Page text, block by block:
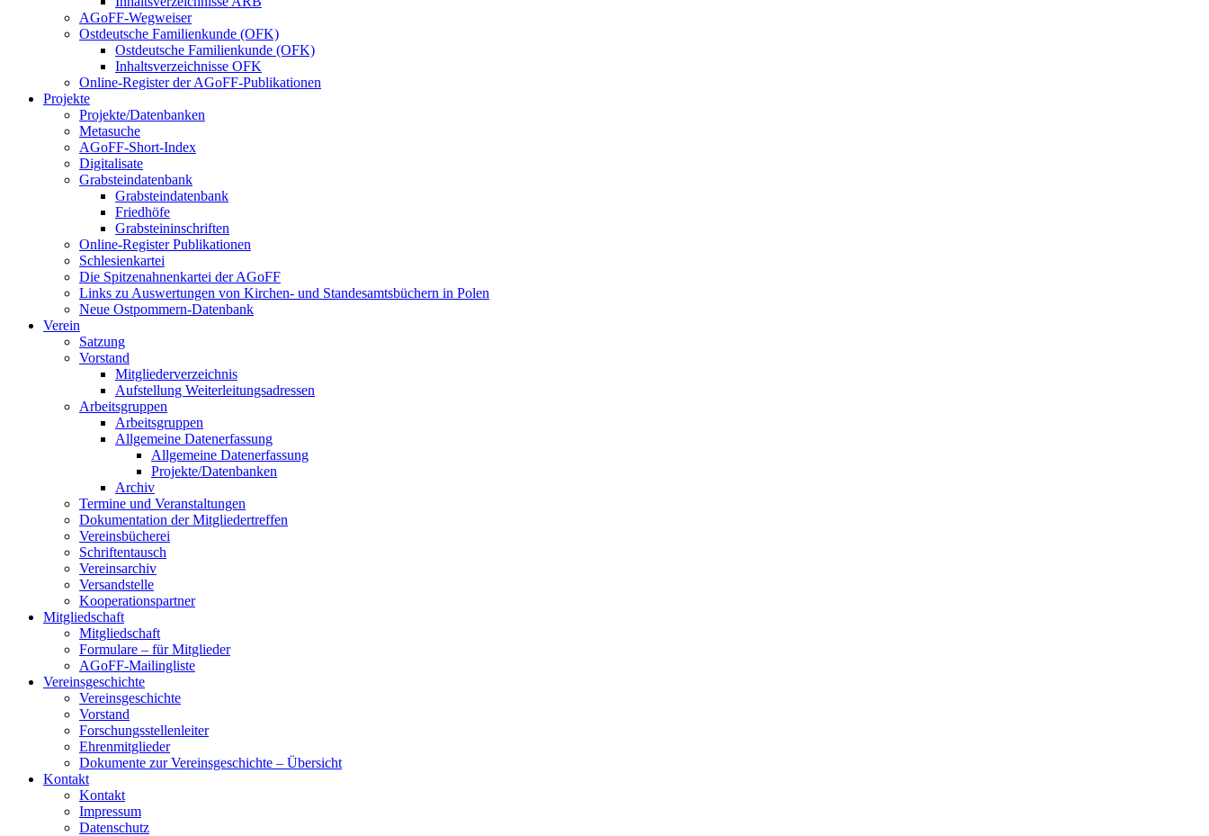
AGoFF-Wegweiser
Ostdeutsche Familienkunde (OFK)
Ostdeutsche Familienkunde (OFK)
Inhaltsverzeichnisse OFK
Online-Register der AGoFF-Publikationen
Projekte
Projekte/Datenbanken
Metasuche
AGoFF-Short-Index
Digitalisate
Grabsteindatenbank
Grabsteindatenbank
Friedhöfe
Grabsteininschriften
Online-Register Publikationen
Schlesienkartei
Die Spitzenahnenkartei der AGoFF
Links zu Auswertungen von Kirchen- und Standesamtsbüchern in Polen
Neue Ostpommern-Datenbank
Verein
Satzung
Vorstand
Mitgliederverzeichnis
Aufstellung Weiterleitungsadressen
Arbeitsgruppen
Arbeitsgruppen
Allgemeine Datenerfassung
Allgemeine Datenerfassung
Projekte/Datenbanken
Archiv
Termine und Veranstaltungen
Dokumentation der Mitgliedertreffen
Vereinsbücherei
Schriftentausch
Vereinsarchiv
Versandstelle
Kooperationspartner
Mitgliedschaft
Mitgliedschaft
Formulare – für Mitglieder
AGoFF-Mailingliste
Vereinsgeschichte
Vereinsgeschichte
Vorstand
Forschungsstellenleiter
Ehrenmitglieder
Dokumente zur Vereinsgeschichte – Übersicht
Kontakt
Kontakt
Impressum
Datenschutz